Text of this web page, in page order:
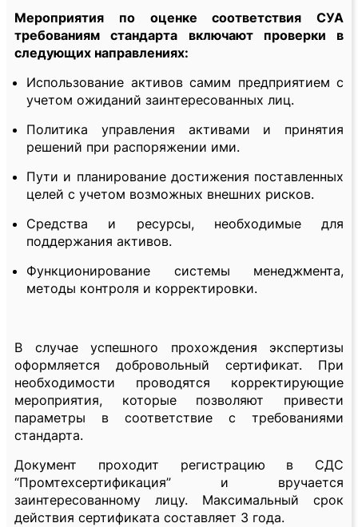
Мероприятия по оценке соответствия СУА
требованиям стандарта включают проверки в
следующих направлениях:
Использование активов самим предприятием с
учетом ожиданий заинтересованных лиц.
Политика управления активами и принятия
решений при распоряжении ими.
Пути и планирование достижения поставленных
целей с учетом возможных внешних рисков.
Средства и ресурсы, необходимые для
поддержания активов.
Функционирование системы менеджмента,
методы контроля и корректировки.
В случае успешного прохождения экспертизы
оформляется добровольный сертификат. При
необходимости проводятся корректирующие
мероприятия, которые позволяют привести
параметры в соответствие с требованиями
стандарта.
Документ проходит регистрацию в СДС
“Промтехсертификация” и вручается
заинтересованному лицу. Максимальный срок
действия сертификата составляет 3 года.